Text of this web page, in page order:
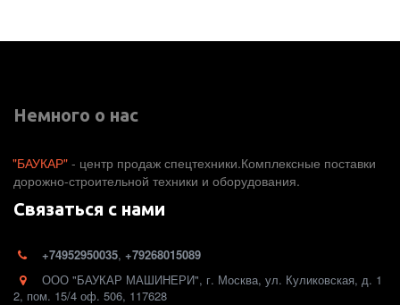
Немного о нас
"БАУКАР" - центр продаж спецтехники.Комплексные поставки
дорожно-строительной техники и оборудования.
Связаться с нами
+74952950035, +79268015089
ООО "БАУКАР МАШИНЕРИ", г. Москва, ул. Куликовская, д. 1
2, пом. 15/4 оф. 506, 117628